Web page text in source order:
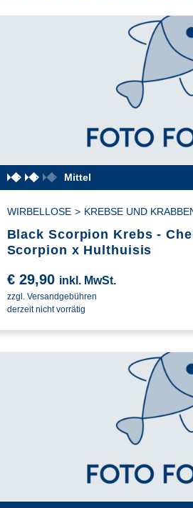
Mittel
WIRBELLOSE > KREBSE UND
Black Scorpion Krebs -
Scorpion x Hulthuisis
€29,90 inkl. MwSt.
zzgl. Versandgebühren
derzeit nicht vorrätig